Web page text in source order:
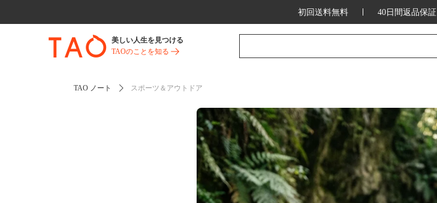
初回送料無料 40日間返品保証
美しい人生を見つける
TAOのことを知る
TAO ノート スポーツ＆アウトドア